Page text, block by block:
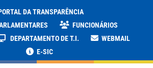
DA TRANSPARÊNCIA
FUNCIONÁRIOS
DEPARTAMENTO DE T.I.
WEBMAIL
E-SIC